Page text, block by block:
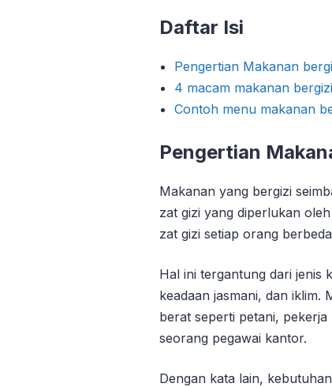
Daftar Isi
Pengertian Makanan
4 macam makanan
Contoh menu makanan
Pengertian
Makanan yang bergizi
zat gizi yang diperlukan
zat gizi setiap orang
Hal ini tergantung dari jenis
keadaan jasmani, dan iklim.
berat seperti petani,
seorang pegawai kantor.
Dengan kata lain,